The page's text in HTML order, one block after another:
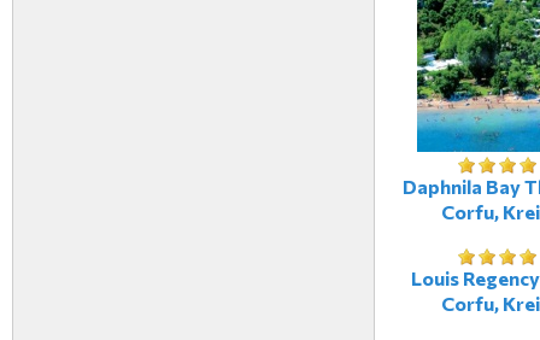
Daphnila Bay
Corfu,
Louis
Corfu,